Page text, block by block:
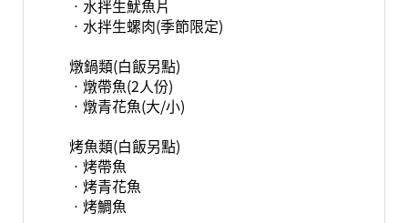
ㆍ水拌生魷魚片
ㆍ水拌生螺肉(季節限定)
燉鍋類(白飯另點)
ㆍ燉帶魚(2人份)
ㆍ燉青花魚(大/小)
烤魚類(白飯另點)
ㆍ烤帶魚
ㆍ烤青花魚
ㆍ烤鯛魚